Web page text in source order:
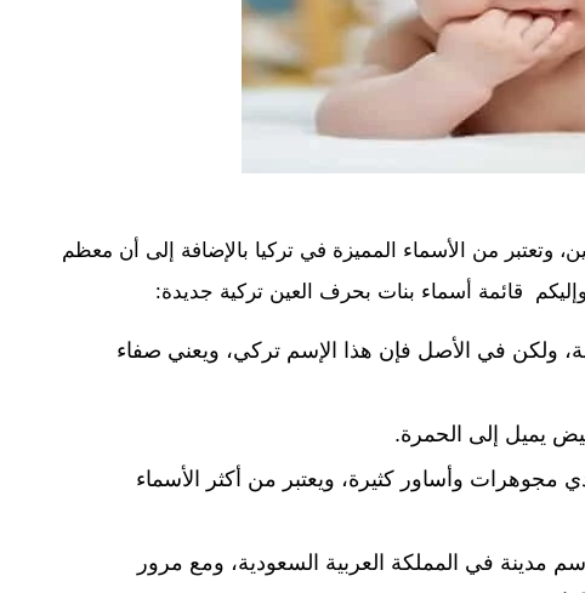
وتعتبر من الأسماء المميزة في تركيا بالإضافة إلى أن معظم
وإليكم قائمة أسماء بنات بحرف العين تركية جديدة:
ولكن في الأصل فإن هذا الإسم تركي، ويعني صفاء
يميل إلى الحمرة.
مجوهرات وأساور كثيرة، ويعتبر من أكثر الأسماء
في المملكة العربية السعودية، ومع مرور